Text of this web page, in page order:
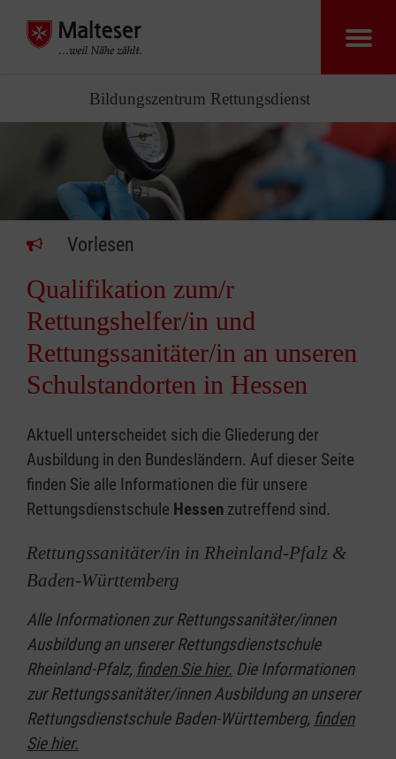
Bildungszentrum Rettungsdienst
Vorlesen
Qualifikation zum/r
Rettungshelfer/in und
Rettungssanitäter/in an unseren
Schulstandorten in Hessen
Aktuell unterscheidet sich die Gliederung der
Ausbildung in den Bundesländern. Auf dieser Seite
finden Sie alle Informationen die für unsere
Rettungsdienstschule Hessen zutreffend sind.
Rettungssanitäter/in in Rheinland-Pfalz &
Baden-Württemberg
Alle Informationen zur Rettungssanitäter/innen
Ausbildung an unserer Rettungsdienstschule
Rheinland-Pfalz, finden Sie hier. Die Informationen
zur Rettungssanitäter/innen Ausbildung an unserer
Rettungsdienstschule Baden-Württemberg, finden
Sie hier.